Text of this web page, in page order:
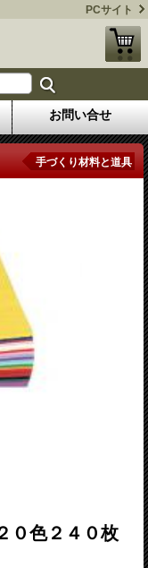
PCサイト
お問い合せ
手づくり材料と道具
色２４０枚